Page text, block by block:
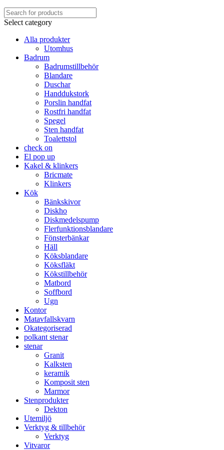
Select category
Alla produkter
Utomhus
Badrum
Badrumstillbehör
Blandare
Duschar
Handdukstork
Porslin handfat
Rostfri handfat
Spegel
Sten handfat
Toalettstol
check on
El pop up
Kakel & klinkers
Bricmate
Klinkers
Kök
Bänkskivor
Diskho
Diskmedelspump
Flerfunktionsblandare
Fönsterbänkar
Häll
Köksblandare
Köksfläkt​
Kökstillbehör
Matbord
Soffbord
Ugn​
Kontor
Matavfallskvarn
Okategoriserad
polkant stenar
stenar
Granit
Kalksten
keramik
Komposit sten
Marmor
Stenprodukter
Dekton
Utemiljö
Verktyg & tillbehör
Verktyg
Vitvaror